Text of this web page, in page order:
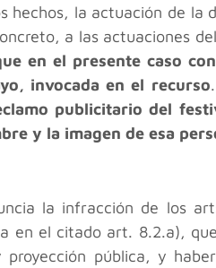
hechos, la actuación de la
a las actuaciones
en el presente caso
invocada en el recurso
publicitario del
y la imagen de esa
la infracción de los
en el citado art. 8.2.a),
proyección pública, y